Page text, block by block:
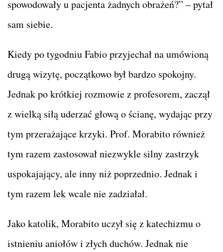
spowodowały u pacjenta żadnych obrażeń?” – pytał
sam siebie.
Kiedy po tygodniu Fabio przyjechał na umówioną
drugą wizytę, początkowo był bardzo spokojny.
Jednak po krótkiej rozmowie z profesorem, zaczął
z wielką siłą uderzać głową o ścianę, wydając przy
tym przerażające krzyki. Prof. Morabito również
tym razem zastosował niezwykle silny zastrzyk
uspokajający, ale inny niż poprzednio. Jednak i
tym razem lek wcale nie zadziałał.
Jako katolik, Morabito uczył się z katechizmu o
istnieniu aniołów i złych duchów. Jednak nie